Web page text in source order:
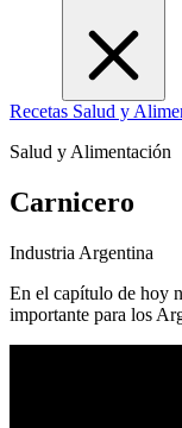
Recetas Salud y
Salud y Alimentación
Carnicero
Industria Argentina
En el capítulo de hoy
importante para los